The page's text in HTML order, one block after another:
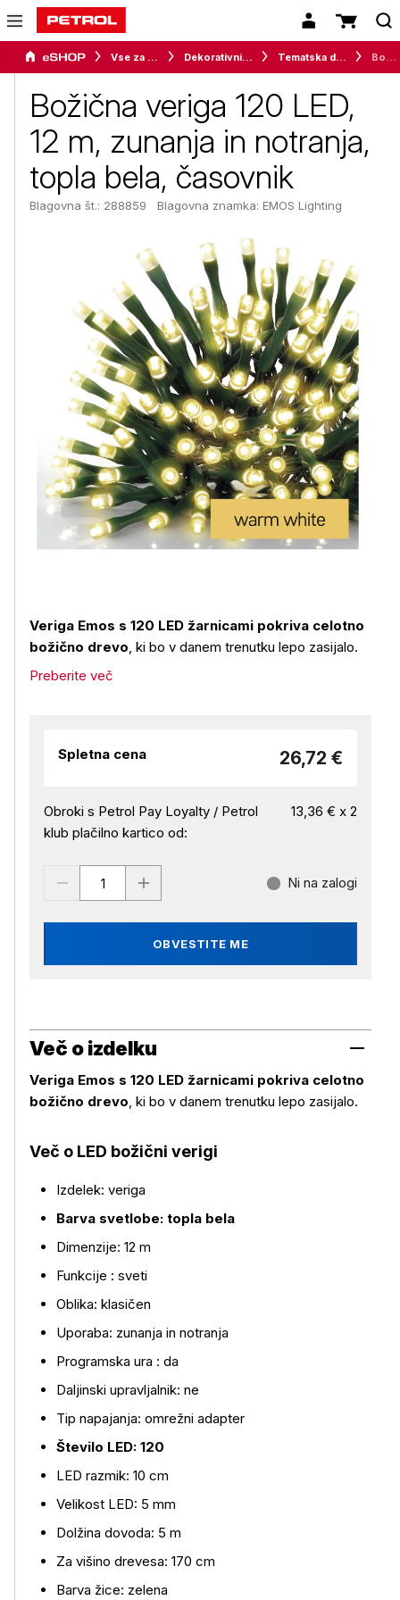
Vse za dom Dekorativni program Tematska dekoracija
Božična veriga 120 LED,
12 m, zunanja in notranja,
topla bela, časovnik
Blagovna št.: 288859 Blagovna znamka: EMOS Lighting
Veriga Emos s 120 LED žarnicami pokriva celotno
božično drevo, ki bo v danem trenutku lepo zasijalo.
Preberite več
Spletna cena 26,72 €
Obroki s Petrol Pay Loyalty / Petrol
klub plačilno kartico od:
13,36 € x 2
OBVESTITE ME
Ni na zalogi
Več o izdelku
Več o izdelku
Veriga Emos s 120 LED žarnicami pokriva celotno
božično drevo, ki bo v danem trenutku lepo zasijalo.
Več o LED božični verigi
Izdelek: veriga
Barva svetlobe: topla bela
Dimenzije: 12 m
Funkcije : sveti
Oblika: klasičen
Uporaba: zunanja in notranja
Programska ura : da
Daljinski upravljalnik: ne
Tip napajanja: omrežni adapter
Število LED: 120
LED razmik: 10 cm
Velikost LED: 5 mm
Dolžina dovoda: 5 m
Za višino drevesa: 170 cm
Barva žice: zelena